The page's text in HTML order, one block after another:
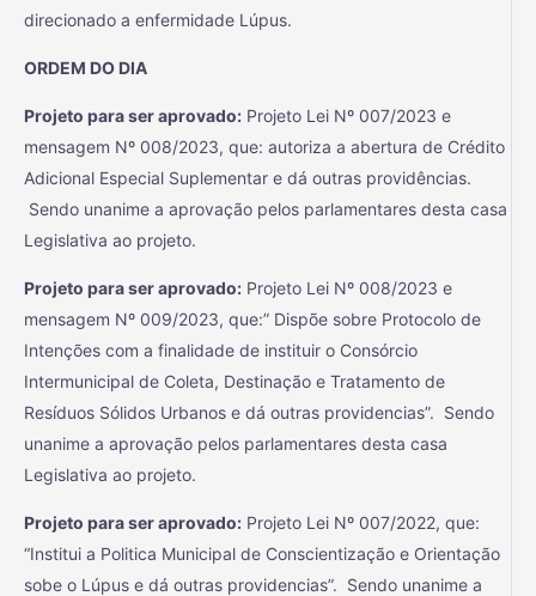
direcionado a enfermidade Lúpus.
ORDEM DO DIA
Projeto para ser aprovado: Projeto Lei Nº 007/2023 e
mensagem Nº 008/2023, que: autoriza a abertura de Crédito
Adicional Especial Suplementar e dá outras providências.
Sendo unanime a aprovação pelos parlamentares desta casa
Legislativa ao projeto.
Projeto para ser aprovado: Projeto Lei Nº 008/2023 e
mensagem Nº 009/2023, que:” Dispõe sobre Protocolo de
Intenções com a finalidade de instituir o Consórcio
Intermunicipal de Coleta, Destinação e Tratamento de
Resíduos Sólidos Urbanos e dá outras providencias”. Sendo
unanime a aprovação pelos parlamentares desta casa
Legislativa ao projeto.
Projeto para ser aprovado: Projeto Lei Nº 007/2022, que:
“Institui a Politica Municipal de Conscientização e Orientação
sobe o Lúpus e dá outras providencias”. Sendo unanime a